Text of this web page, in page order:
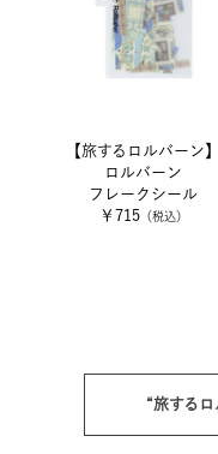
【旅するロルバーン】
ロルバーン
フレークシール
￥715（税込）
“旅する